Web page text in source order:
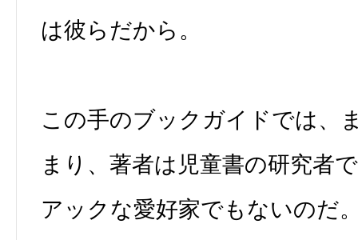
は彼らだから。
この手のブックガイドでは、
まり、著者は児童書の研究者
アックな愛好家でもないのだ